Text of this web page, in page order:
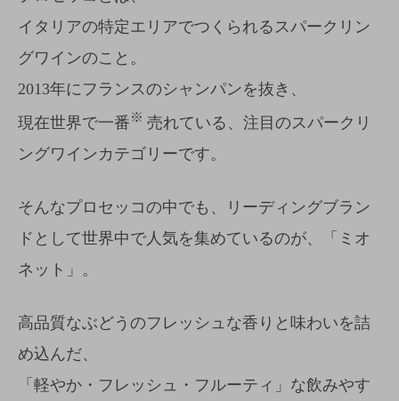
イタリアの特定エリアでつくられるスパークリン
グワインのこと。
2013年にフランスのシャンパンを抜き、
現在世界で一番※ 売れている、注目のスパークリ
ングワインカテゴリーです。
そんなプロセッコの中でも、リーディングブラン
ドとして世界中で人気を集めているのが、「ミオ
ネット」。
高品質なぶどうのフレッシュな香りと味わいを詰
め込んだ、
「軽やか・フレッシュ・フルーティ」な飲みやす